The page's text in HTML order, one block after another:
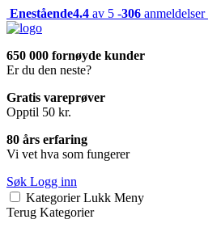
Enestående4.4 av 5 -306 anmeldelser
650 000 fornøyde kunder
Er du den neste?
Gratis vareprøver
Opptil 50 kr.
80 års erfaring
Vi vet hva som fungerer
Søk Logg inn
Kategorier Lukk Meny
Terug Kategorier